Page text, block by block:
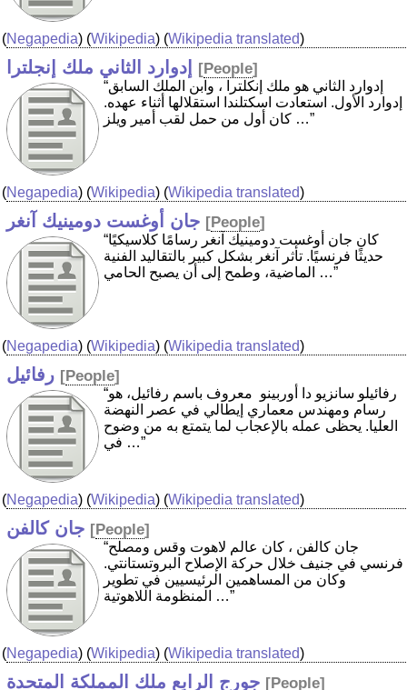
(Negapedia) (Wikipedia) (Wikipedia translated)
إدوارد الثاني ملك إنجلترا [People]
“إدوارد الثاني هو ملك إنكلترا ، وابن الملك السابق
إدوارد الأول. استعادت اسكتلندا استقلالها أثناء عهده.
كان أول من حمل لقب أمير ويلز …”
(Negapedia) (Wikipedia) (Wikipedia translated)
جان أوغست دومينيك آنغر [People]
“كان جان أوغست دومينيك آنغر رسامًا كلاسيكيًا
حديثًا فرنسيًا. تأثر آنغر بشكل كبير بالتقاليد الفنية
الماضية، وطمح إلى أن يصبح الحامي …”
(Negapedia) (Wikipedia) (Wikipedia translated)
رفائيل [People]
“رفائيلو سانزيو دا أوربينو ‏ معروف باسم رفائيل، هو
رسام ومهندس معماري إيطالي في عصر النهضة
العليا. يحظى عمله بالإعجاب لما يتمتع به من وضوح
في …”
(Negapedia) (Wikipedia) (Wikipedia translated)
جان كالفن [People]
“جان كالفن ، كان عالم لاهوت وقس ومصلح
فرنسي في جنيف خلال حركة الإصلاح البروتستانتي.
وكان من المساهمين الرئيسيين في تطوير
المنظومة اللاهوتية …”
(Negapedia) (Wikipedia) (Wikipedia translated)
جورج الرابع ملك المملكة المتحدة [People]